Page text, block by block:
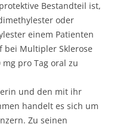
Bestandteil ist,
oder
einem Patienten
bei Multipler Sklerose
pro Tag oral zu
und den mit ihr
handelt es sich um
Zu seinen